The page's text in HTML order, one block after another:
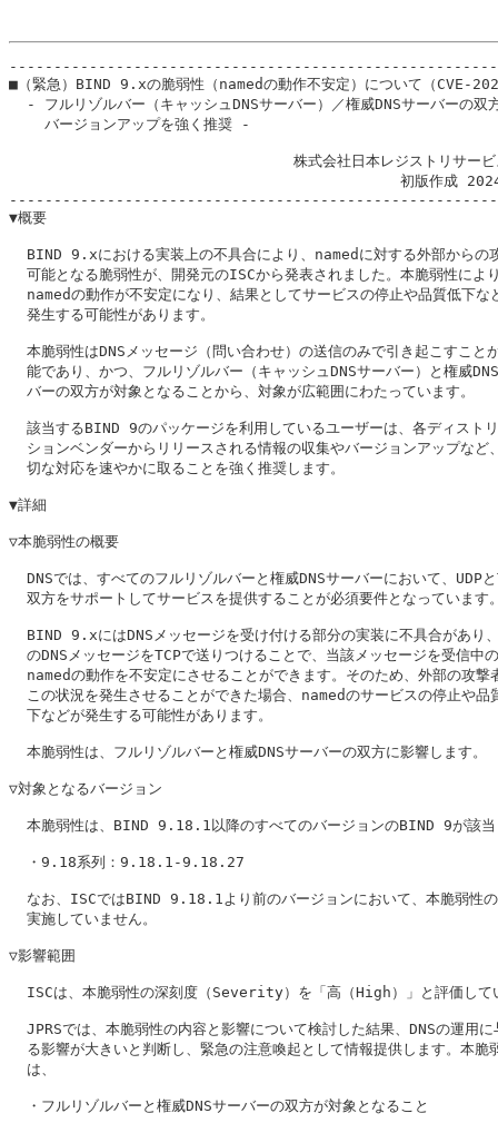
■（緊急）BIND 9.xの脆弱性（namedの動作不安定）について（CVE-
- フルリゾルバー（キャッシュDNSサーバー）／権威DNSサーバーの双
    バージョンアップを強く推奨 -
株式会社日本レジストリサー
初版作成
▼概要
BIND 9.xにおける実装上の不具合により、namedに対する外部からの
可能となる脆弱性が、開発元のISCから発表されました。本脆弱性によ
namedの動作が不安定になり、結果としてサービスの停止や品質低下な
  発生する可能性があります。
本脆弱性はDNSメッセージ（問い合わせ）の送信のみで引き起こすこと
能であり、かつ、フルリゾルバー（キャッシュDNSサーバー）と権威
  バーの双方が対象となることから、対象が広範囲にわたっています。
該当するBIND 9のパッケージを利用しているユーザーは、各ディスト
ションベンダーからリリースされる情報の収集やバージョンアップなど
  切な対応を速やかに取ることを強く推奨します。
▼詳細
▽本脆弱性の概要
DNSでは、すべてのフルリゾルバーと権威DNSサーバーにおいて、UDP
双方をサポートしてサービスを提供することが必須要件となっています
BIND 9.xにはDNSメッセージを受け付ける部分の実装に不具合があり
  のDNSメッセージをTCPで送りつけることで、当該メッセージを受信中の
namedの動作を不安定にさせることができます。そのため、外部の攻撃
この状況を発生させることができた場合、namedのサービスの停止や品
  下などが発生する可能性があります。
  本脆弱性は、フルリゾルバーと権威DNSサーバーの双方に影響します。
▽対象となるバージョン
本脆弱性は、BIND 9.18.1以降のすべてのバージョンのBIND 9が該当
  ・9.18系列：9.18.1-9.18.27
なお、ISCではBIND 9.18.1より前のバージョンにおいて、本脆弱性
  実施していません。
▽影響範囲
ISCは、本脆弱性の深刻度（Severity）を「高（High）」と評価して
JPRSでは、本脆弱性の内容と影響について検討した結果、DNSの運用に
る影響が大きいと判断し、緊急の注意喚起として情報提供します。本脆
  は、
  ・フルリゾルバーと権威DNSサーバーの双方が対象となること